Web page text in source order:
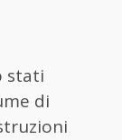
stati
di